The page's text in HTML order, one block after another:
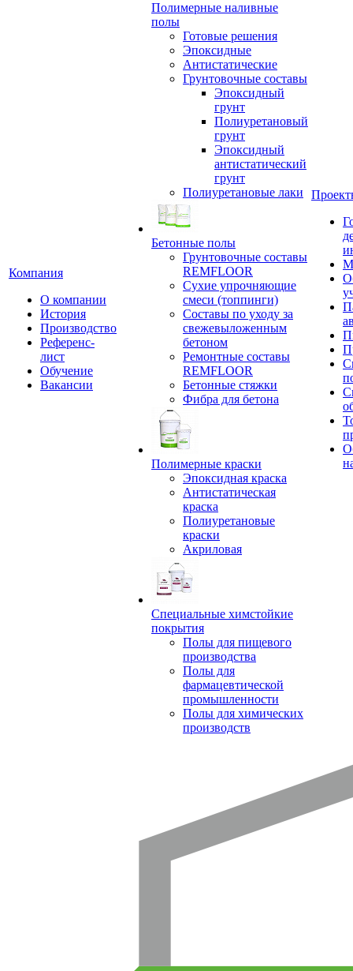
Компания
О компании
История
Производство
Референс-
лист
Обучение
Вакансии
Полимерные наливные
полы
Готовые решения
Эпоксидные
Антистатические
Грунтовочные составы
Эпоксидный
грунт
Полиуретановый
грунт
Эпоксидный
антистатический
грунт
Полиуретановые лаки
Бетонные полы
Грунтовочные составы
REMFLOOR
Сухие упрочняющие
смеси (топпинги)
Составы по уходу за
свежевыложенным
бетоном
Ремонтные составы
REMFLOOR
Бетонные стяжки
Фибра для бетона
Полимерные краски
Эпоксидная краска
Антистатическая
краска
Полиуретановые
краски
Акриловая
Специальные химстойкие
покрытия
Полы для пищевого
производства
Полы для
фармацевтической
промышленности
Полы для химических
производств